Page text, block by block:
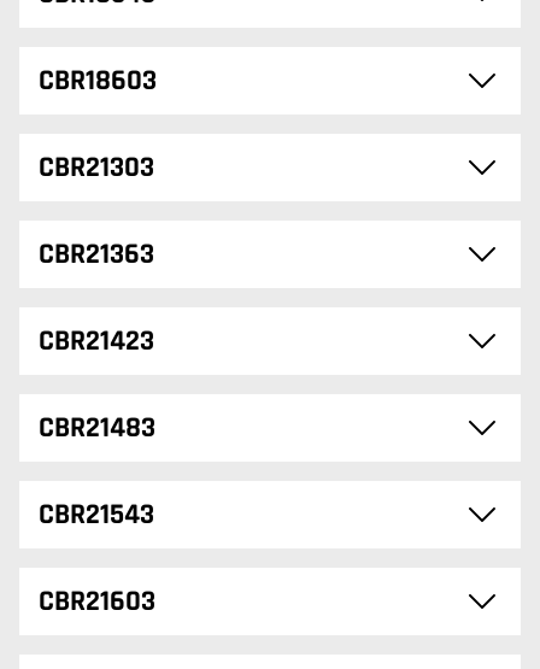
CBR18603
CBR21303
CBR21363
CBR21423
CBR21483
CBR21543
CBR21603